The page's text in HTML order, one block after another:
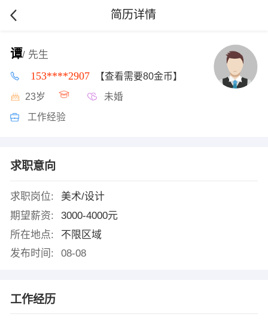
简历详情
谭/ 先生
153****2907 【查看需要80金币】
23岁 未婚
工作经验
求职意向
求职岗位:
美术/设计
期望薪资:
3000-4000元
所在地点:
不限区域
发布时间:
08-08
工作经历